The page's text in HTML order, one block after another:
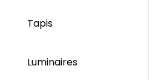
Tapis
Luminaires